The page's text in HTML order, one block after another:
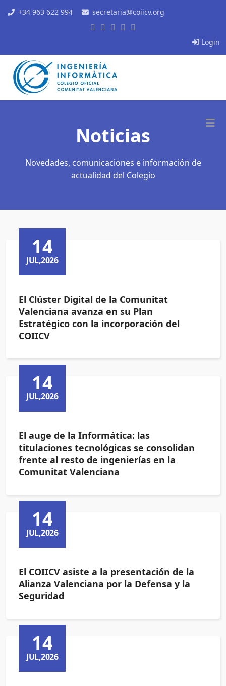
+34 963 622 994 secretaria@coiicv.org
Login
Noticias
Novedades, comunicaciones e información de
actualidad del Colegio
14
JUL,2026
El Clúster Digital de la Comunitat
Valenciana avanza en su Plan
Estratégico con la incorporación del
COIICV
14
JUL,2026
El auge de la Informática: las
titulaciones tecnológicas se consolidan
frente al resto de ingenierías en la
Comunitat Valenciana
14
JUL,2026
El COIICV asiste a la presentación de la
Alianza Valenciana por la Defensa y la
Seguridad
14
JUL,2026